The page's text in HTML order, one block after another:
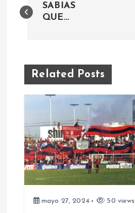
a
e
g
a
c
SABIAS
QUE…
Related Posts
mayo 27, 2024 50 views